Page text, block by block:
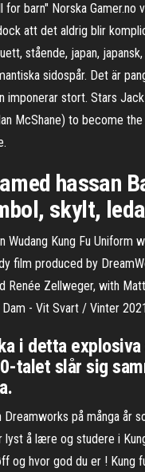
barn" Norska
att det aldrig blir
stående, japan,
sidospår. Det är
imponerar stort. Stars
McShane) to become
hassan
skylt,
Wudang Kung Fu Uniform
film produced by
Zellweger, with
- Vit Svart / Vinter
i detta
talet slår sig
på många år
lyst å lære og studere i
og hvor god du er ! Kung